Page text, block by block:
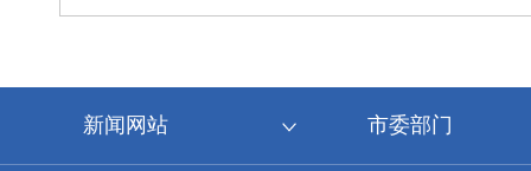
新闻网站 市委部门